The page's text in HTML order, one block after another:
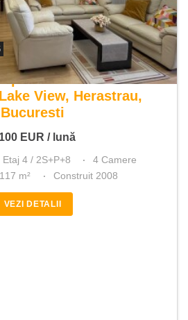
apartament 4 camere
View, Herastrau,
Bucuresti
EUR / lună
Etaj 4 / 2S+P+8
4 Camere
117 m² Construit 2008
VEZI DETALII